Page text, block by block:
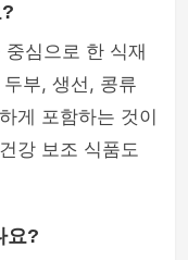
중심으로 한 식재
부, 생선, 콩류
게 포함하는 것이
강 보조 식품도
요?